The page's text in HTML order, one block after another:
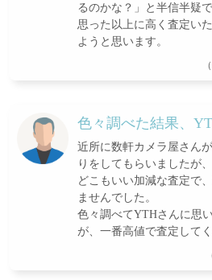
るのかな？」と半信半疑で
思った以上に高く査定い
ようと思います。
色々調べた結果、
近所に数軒カメラ屋さん
りをしてもらいましたが、
どこもいい加減な査定で
ませんでした。
色々調べてYTHさんに思
が、一番高値で査定して